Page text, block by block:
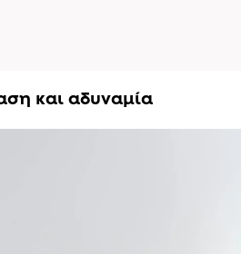
και αδυναμία